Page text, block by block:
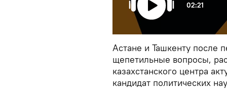
02:21
Астане и Ташкенту после
щепетильные вопросы,
казахстанского центра
кандидат политических